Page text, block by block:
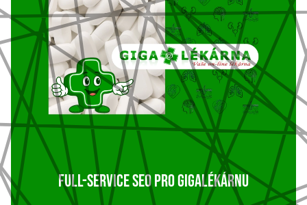
FULL-SERVICE SEO PRO GIGALÉKÁRNU